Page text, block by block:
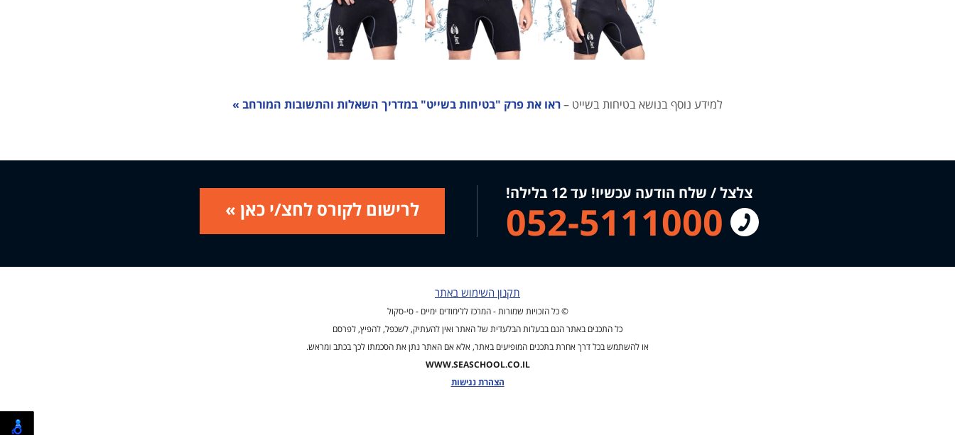
למידע נוסף בנושא בטיחות בשייט – ראו את פרק "בטיחות בשייט" במדריך השאלות והתשובות המורחב »
לרישום לקורס לחצ/י כאן »
צלצל / שלח הודעה עכשיו! עד 12 בלילה!
052-5111000
תקנון השימוש באתר
© כל הזכויות שמורות - המרכז ללימודים ימיים - סי-סקול
כל התכנים באתר הנם בבעלות הבלעדית של האתר ואין להעתיק, לשכפל, להפיץ, לפרסם
או להשתמש בכל דרך אחרת בתכנים המופיעים באתר, אלא אם האתר נתן את הסכמתו לכך בכתב ומראש.
WWW.SEASCHOOL.CO.IL
הצהרת נגישות